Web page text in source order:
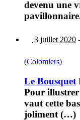
devenu une
3 juillet 2020 -
(Colomiers)
Le Bousquet
Pour
vaut cette
joliment (…)